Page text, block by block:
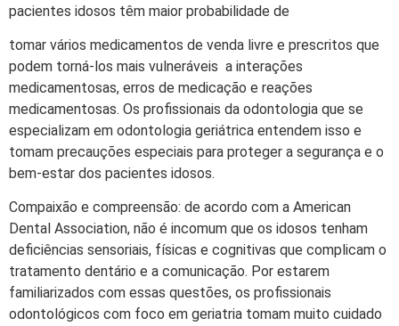
pacientes idosos têm maior probabilidade de
tomar vários medicamentos de venda livre e prescritos que
podem torná-los mais vulneráveis a interações
medicamentosas, erros de medicação e reações
medicamentosas. Os profissionais da odontologia que se
especializam em odontologia geriátrica entendem isso e
tomam precauções especiais para proteger a segurança e o
bem-estar dos pacientes idosos.
Compaixão e compreensão: de acordo com a American
Dental Association, não é incomum que os idosos tenham
deficiências sensoriais, físicas e cognitivas que complicam o
tratamento dentário e a comunicação. Por estarem
familiarizados com essas questões, os profissionais
odontológicos com foco em geriatria tomam muito cuidado